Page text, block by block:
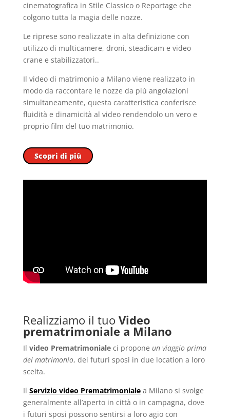
cinematografica in Stile Classico o Reportage che
colgono tutta la magia delle nozze.
Le riprese sono realizzate in alta definizione con
utilizzo di multicamere, droni, steadicam e video
crane e stabilizzatori..
Il video di matrimonio a Milano viene realizzato in
modo da raccontare le nozze da più angolazioni
simultaneamente, questa caratteristica conferisce
fluidità e dinamicità al video rendendolo un vero e
proprio film del tuo matrimonio.
Scopri di più
Realizziamo il tuo Video
prematrimoniale a Milano
Il video Prematrimonialeci propone un viaggio prima
del matrimonio, dei futuri sposi in due location a loro
scelta.
Il Servizio video Prematrimonialea Milano si svolge
generalmente all’aperto in città o in campagna, dove
i futuri sposi possono sentirsi a loro agio con